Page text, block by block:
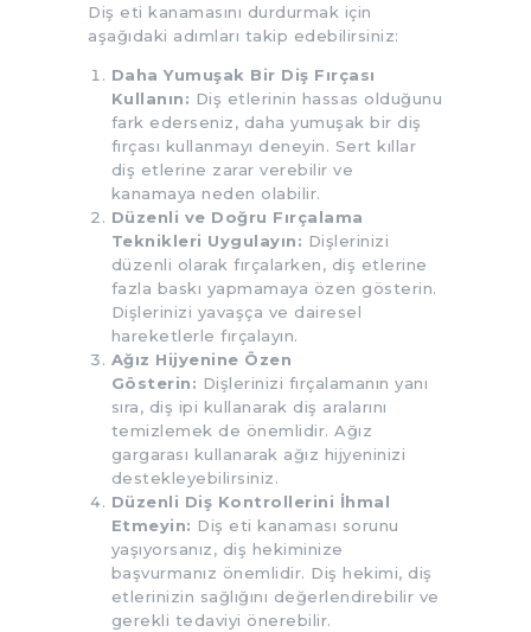
Diş eti kanamasını durdurmak için
aşağıdaki adımları takip edebilirsiniz:
Daha Yumuşak Bir Diş Fırçası
Kullanın: Diş etlerinin hassas olduğunu
fark ederseniz, daha yumuşak bir diş
fırçası kullanmayı deneyin. Sert kıllar
diş etlerine zarar verebilir ve
kanamaya neden olabilir.
Düzenli ve Doğru Fırçalama
Teknikleri Uygulayın: Dişlerinizi
düzenli olarak fırçalarken, diş etlerine
fazla baskı yapmamaya özen gösterin.
Dişlerinizi yavaşça ve dairesel
hareketlerle fırçalayın.
Ağız Hijyenine Özen
Gösterin: Dişlerinizi fırçalamanın yanı
sıra, diş ipi kullanarak diş aralarını
temizlemek de önemlidir. Ağız
gargarası kullanarak ağız hijyeninizi
destekleyebilirsiniz.
Düzenli Diş Kontrollerini İhmal
Etmeyin: Diş eti kanaması sorunu
yaşıyorsanız, diş hekiminize
başvurmanız önemlidir. Diş hekimi, diş
etlerinizin sağlığını değerlendirebilir ve
gerekli tedaviyi önerebilir.